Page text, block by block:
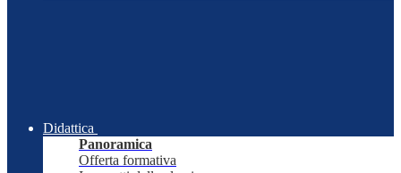
Didattica
Panoramica
Offerta formativa